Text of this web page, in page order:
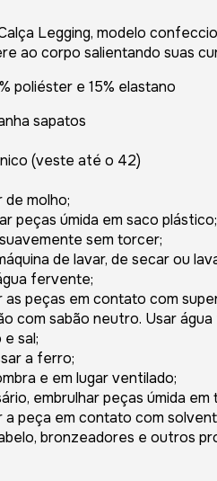
Legging, modelo
ao corpo salientando suas
poliéster e 15% elastano
sapatos
(veste até o 42)
de molho;
peças úmida em saco plástico;
sem torcer;
de lavar, de secar ou
fervente;
as peças em contato com
com sabão neutro. Usar
sal;
a ferro;
e em lugar ventilado;
embrulhar peças úmida em
a peça em contato com
bronzeadores e outros